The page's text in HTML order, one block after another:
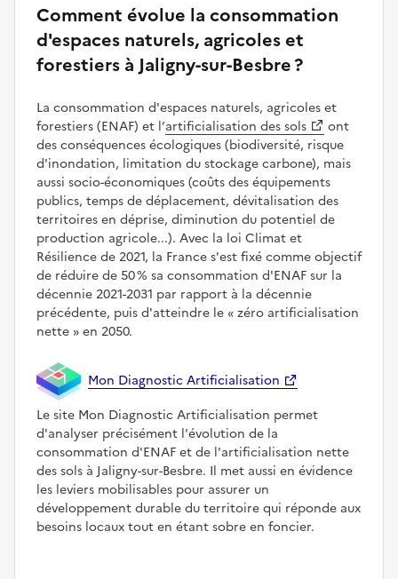
Comment évolue la consommation
d'espaces naturels, agricoles et
forestiers à Jaligny-sur-Besbre ?
La consommation d'espaces naturels, agricoles et
forestiers (ENAF) et l’artificialisation des sols
ont
des conséquences écologiques (biodiversité, risque
d'inondation, limitation du stockage carbone), mais
aussi socio-économiques (coûts des équipements
publics, temps de déplacement, dévitalisation des
territoires en déprise, diminution du potentiel de
production agricole...). Avec la loi Climat et
Résilience de 2021, la France s'est fixé comme objectif
de réduire de 50 % sa consommation d'ENAF sur la
décennie 2021-2031 par rapport à la décennie
précédente, puis d'atteindre le
zéro artificialisation
nette
en 2050.
Mon Diagnostic Artificialisation
Le site Mon Diagnostic Artificialisation permet
d'analyser précisément l'évolution de la
consommation d'ENAF et de l'artificialisation nette
des sols à Jaligny-sur-Besbre. Il met aussi en évidence
les leviers mobilisables pour assurer un
développement durable du territoire qui réponde aux
besoins locaux tout en étant sobre en foncier.